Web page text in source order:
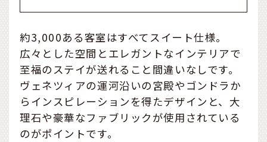
約3,000ある客室はすべてスイート仕様。
広々とした空間とエレガントなインテリアで
至福のステイが送れること間違いなしです。
ヴェネツィアの運河沿いの宮殿やゴンドラか
らインスピレーションを得たデザインと、大
理石や豪華なファブリックが使用されている
のがポイントです。